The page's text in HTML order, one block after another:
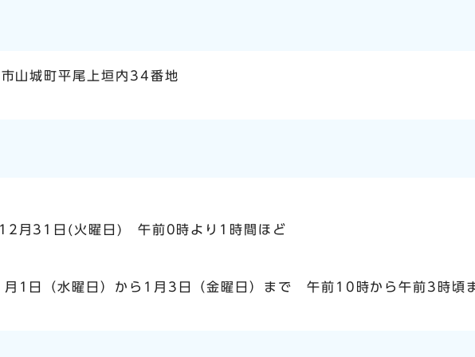
山城町平尾上垣内34番地
月31日(火曜日) 午前0時より1時間ほど
1日（水曜日）から1月3日（金曜日）まで 午前10時から午前3時頃